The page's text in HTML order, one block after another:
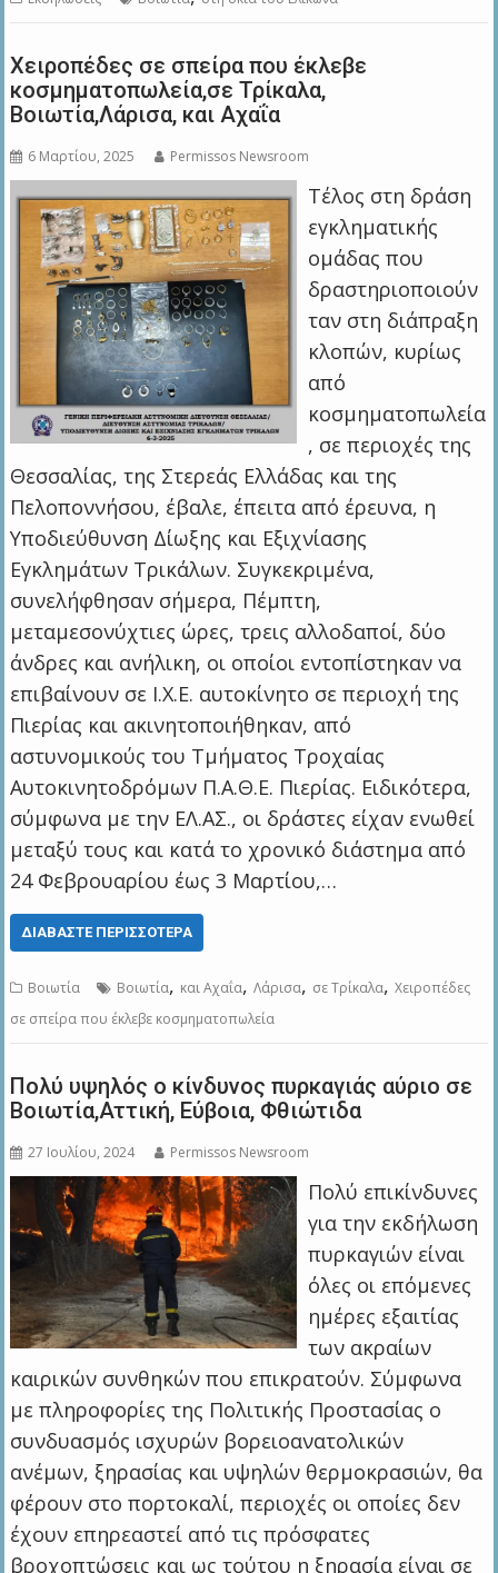
Χειροπέδες σε σπείρα που έκλεβε
κοσμηματοπωλεία,σε Τρίκαλα,
Βοιωτία,Λάρισα, και Αχαΐα
6 Μαρτίου, 2025 Permissos Newsroom
Τέλος στη δράση
εγκληματικής
ομάδας που
δραστηριοποιούν
ταν στη διάπραξη
κλοπών, κυρίως
από
κοσμηματοπωλεία
, σε περιοχές της
Θεσσαλίας, της Στερεάς Ελλάδας και της
Πελοποννήσου, έβαλε, έπειτα από έρευνα, η
Υποδιεύθυνση Δίωξης και Εξιχνίασης
Εγκλημάτων Τρικάλων. Συγκεκριμένα,
συνελήφθησαν σήμερα, Πέμπτη,
μεταμεσονύχτιες ώρες, τρεις αλλοδαποί, δύο
άνδρες και ανήλικη, οι οποίοι εντοπίστηκαν να
επιβαίνουν σε Ι.Χ.Ε. αυτοκίνητο σε περιοχή της
Πιερίας και ακινητοποιήθηκαν, από
αστυνομικούς του Τμήματος Τροχαίας
Αυτοκινητοδρόμων Π.Α.Θ.Ε. Πιερίας. Ειδικότερα,
σύμφωνα με την ΕΛ.ΑΣ., οι δράστες είχαν ενωθεί
μεταξύ τους και κατά το χρονικό διάστημα από
24 Φεβρουαρίου έως 3 Μαρτίου,…
ΔΙΑΒΆΣΤΕ ΠΕΡΙΣΣΌΤΕΡΑ
Βοιωτία Βοιωτία, και Αχαΐα,Λάρισα, σε Τρίκαλα,Χειροπέδες
σε σπείρα που έκλεβε κοσμηματοπωλεία
Πολύ υψηλός ο κίνδυνος πυρκαγιάς αύριο σε
Βοιωτία,Αττική, Εύβοια, Φθιώτιδα
27 Ιουλίου, 2024 Permissos Newsroom
Πολύ επικίνδυνες
για την εκδήλωση
πυρκαγιών είναι
όλες οι επόμενες
ημέρες εξαιτίας
των ακραίων
καιρικών συνθηκών που επικρατούν. Σύμφωνα
με πληροφορίες της Πολιτικής Προστασίας ο
συνδυασμός ισχυρών βορειοανατολικών
ανέμων, ξηρασίας και υψηλών θερμοκρασιών, θα
φέρουν στο πορτοκαλί, περιοχές οι οποίες δεν
έχουν επηρεαστεί από τις πρόσφατες
βροχοπτώσεις και ως τούτου η ξηρασία είναι σε